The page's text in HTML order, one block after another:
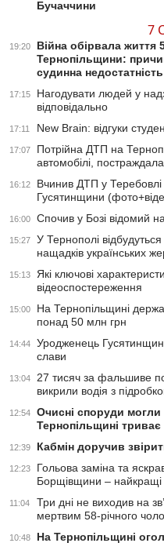
Бучаччини
7
19:20
Війна обірвала життя
Тернопільщини:
судинна недостатність
17:15
Нагодувати людей у
відповідально
17:11 New Brain: відгуки
17:07
Потрійна ДТП на
автомобілі,
16:12
Вчинив ДТП у Теребовлі
Гусятинщини
16:00 Спочив у Бозі відомий
15:27
У Тернополі відбудуться
нащадків українських
15:13
Які ключові
відеоспостереження
15:00
На Тернопільщині
понад 50 млн грн
14:44
Уродженець
слави
13:04
27 тисяч за фальшиве
викрили водія з
12:54
Очисні споруди
Тернопільщині
12:39 Кабмін доручив
12:23
Гольова заміна та
Борщівщини – найкращі
11:04
Три дні не виходив на
мертвим 58-річного
10:48
На Тернопільщині